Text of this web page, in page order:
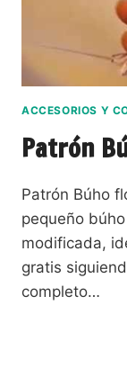
ACCESORIOS Y
Patrón
Patrón Búho
pequeño
modificada,
gratis
completo…